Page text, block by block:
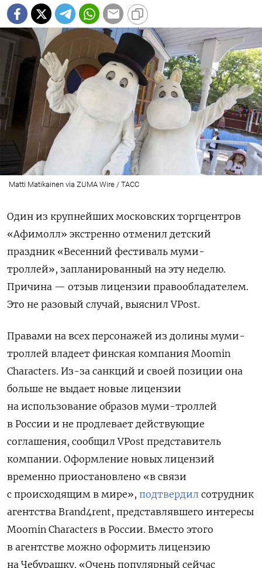
Matti Matikainen via ZUMA Wire / ТАСС
Один из крупнейших московских торгцентров
«Афимолл» экстренно отменил детский
праздник «Весенний фестиваль муми-
троллей», запланированный на эту неделю.
Причина — отзыв лицензии правообладателем.
Это не разовый случай, выяснил VPost.
Правами на всех персонажей из долины муми-
троллей владеет финская компания Moomin
Characters. Из-за санкций и своей позиции она
больше не выдает новые лицензии
на использование образов муми-троллей
в России и не продлевает действующие
соглашения, сообщил VPost представитель
компании. Оформление новых лицензий
временно приостановлено «в связи
с происходящим в мире», подтвердил сотрудник
агентства Brand4rent, представлявшего интересы
Moomin Characters в России. Вместо этого
в агентстве можно оформить лицензию
на Чебурашку. «Очень популярный сейчас